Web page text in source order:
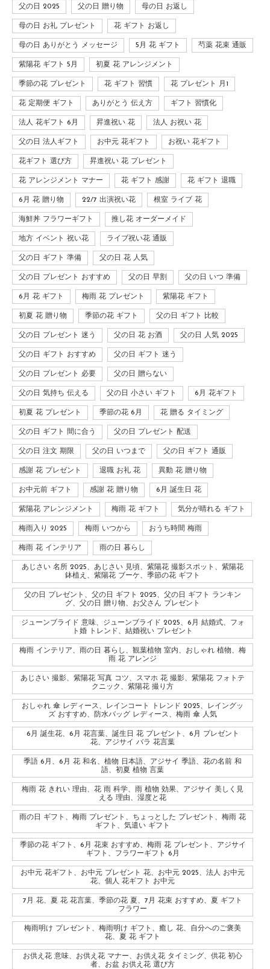
父の日 2025 父の日 贈り物 母の日 お返し
母の日 お礼 プレゼント 花 ギフト お返し
母の日 ありがとう メッセージ 5月 花 ギフト 芍薬 花束 通販
紫陽花 ギフト 5月 初夏 花 アレンジメント
季節の花 プレゼント 花 ギフト 習慣 花 プレゼント 月1
花 定期便 ギフト ありがとう 伝え方 ギフト 習慣化
法人 花ギフト 6月 昇進祝い 花 法人 お祝い 花
父の日 法人ギフト お中元 花ギフト お祝い 花ギフト
花ギフト 選び方 昇進祝い 花 プレゼント
花 アレンジメント マナー 花 ギフト 感謝 花 ギフト 退職
6月 花 贈り物 22/7 出演祝い花 根室 ライブ 花
海鮮丼 フラワーギフト 推し花 オーダーメイド
地方 イベント 祝い花 ライブ祝い花 通販
父の日 ギフト 準備 父の日 花 人気
父の日 プレゼント おすすめ 父の日 早割 父の日 いつ 準備
6月 花 ギフト 梅雨 花 プレゼント 紫陽花 ギフト
初夏 花 贈り物 季節の花 ギフト 父の日 ギフト 比較
父の日 プレゼント 迷う 父の日 花 お酒 父の日 人気 2025
父の日 ギフト おすすめ 父の日 ギフト 迷う
父の日 プレゼント 必要 父の日 贈らない
父の日 気持ち 伝える 父の日 小さい ギフト 6月 花ギフト
初夏 花 プレゼント 季節の花 6月 花 贈る タイミング
父の日 ギフト 間に合う 父の日 プレゼント 配送
父の日 注文 期限 父の日 いつまで 父の日 ギフト 通販
感謝 花 プレゼント 退職 お礼 花 異動 花 贈り物
お中元前 ギフト 感謝 花 贈り物 6月 誕生日 花
紫陽花 アレンジメント 梅雨 花 ギフト 気分が晴れる ギフト
梅雨入り 2025 梅雨 いつから おうち時間 梅雨
梅雨 花 インテリア 雨の日 暮らし
あじさい 名所 2025、あじさい 見頃、紫陽花 撮影スポット、紫陽花
鉢植え、紫陽花 ブーケ、季節の花 ギフト
父の日 プレゼント、父の日 ギフト 2025、父の日 ギフト ランキン
グ、父の日 贈り物、お父さん プレゼント
ジューンブライド 意味、ジューンブライド 2025、6月 結婚式、フォ
ト婚 トレンド、結婚祝い プレゼント
梅雨 インテリア、雨の日 暮らし、観葉植物 室内、おしゃれ 植物、梅
雨 花 アレンジ
あじさい 撮影、紫陽花 写真 コツ、スマホ 花 撮影、紫陽花 フォトテ
クニック、紫陽花 撮り方
おしゃれ 傘 レディース、レインコート トレンド 2025、レイングッ
ズ おすすめ、防水バッグ レディース、梅雨 傘 人気
6月 誕生花、6月 花言葉、誕生日 花 プレゼント、6月 プレゼント
花、アジサイ バラ 花言葉
季語 6月、6月 花 和名、植物 日本語、アジサイ 季語、花の名前 和
語、初夏 植物 言葉
梅雨 花 きれい 理由、花 雨 科学、雨 植物 効果、アジサイ 美しく見
える 理由、湿度と花
雨の日 ギフト、梅雨 プレゼント、ちょっとした プレゼント、梅雨 花
ギフト、気遣い ギフト
季節の花 ギフト、6月 花束 おすすめ、梅雨 花 プレゼント、アジサイ
ギフト、フラワーギフト 6月
お中元 花ギフト、お中元 プレゼント 花、お中元 2025、法人 お中元
花、個人 花ギフト お中元
7月 花、夏 花 花言葉、季節の花 夏、7月 花束 おすすめ、夏 ギフト
フラワー
梅雨明け プレゼント、梅雨明け ギフト、癒し 花、自分へのご褒美
花、夏 花 ギフト
お供え花 意味、お供え花 マナー、お供え花 タイミング、供花 初心
者、お盆 お供え花 選び方